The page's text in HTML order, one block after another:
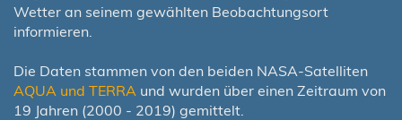
Wetter an seinem gewählten Beobachtungsort
informieren.
Die Daten stammen von den beiden NASA-Satelliten
AQUA und TERRA und wurden über einen Zeitraum von
19 Jahren (2000 - 2019) gemittelt.